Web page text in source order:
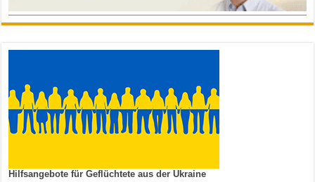
Hilfsangebote für Geflüchtete aus der Ukraine